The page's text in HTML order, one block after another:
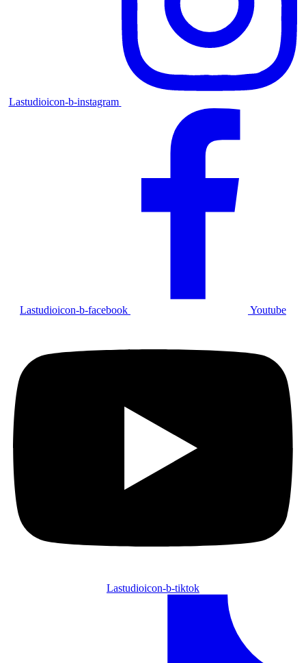
Lastudioicon-b-instagram
Lastudioicon-b-facebook Youtube
Lastudioicon-b-tiktok